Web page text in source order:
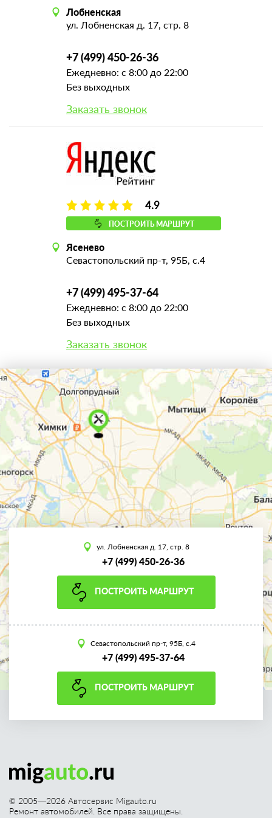
Лобненская
ул. Лобненская д. 17, стр. 8
+7 (499) 450-26-36
Ежедневно: с 8:00 до 22:00
Без выходных
Заказать звонок
4.9
ПОСТРОИТЬ МАРШРУТ
Ясенево
Севастопольский пр-т, 95Б, с.4
+7 (499) 495-37-64
Ежедневно: с 8:00 до 22:00
Без выходных
Заказать звонок
ул. Лобненская д. 17, стр. 8
+7 (499) 450-26-36
ПОСТРОИТЬ МАРШРУТ
Севастопольский пр-т, 95Б, с.4
+7 (499) 495-37-64
ПОСТРОИТЬ МАРШРУТ
© 2005—2026 Автосервис Migauto.ru
Ремонт автомобилей. Все права защищены.